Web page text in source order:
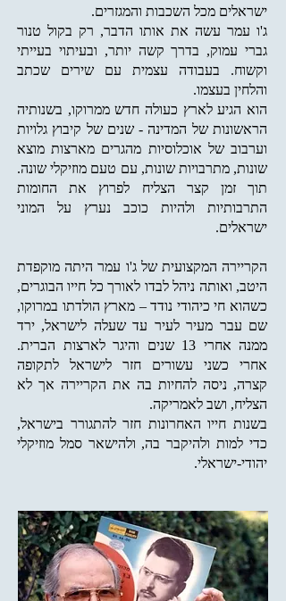
ישראלים מכל השכבות והמגזרים.
ג'ו עמר עשה את אותו הדבר, רק בקול טנור
גברי עמוק, בדרך קשה יותר, ובעיתוי בעייתי
וקשוח. בעבודה עצמית עם שירים שכתב
והלחין בעצמו.
הוא הגיע לארץ כעולה חדש ממרוקו, בשנותיה
הראשונות של המדינה - שנים של קיבוץ גלויות
וערבוב של אוכלוסיות מהגרים מארצות מוצא
שונות, מתרבויות שונות, עם טעם מוזיקלי שונה.
תוך זמן קצר הצליח לפרוץ את החומות
התרבותיות ולהיות כוכב נערץ על המוני
ישראלים.
הקריירה המקצועית של ג'ו עמר היתה מוקפדת
היטב, ואותה ניהל לבדו לאורך כל חייו הבוגרים,
כשהוא חי כיהודי נודד – מארץ הולדתו במרוקו,
שם עבר מעיר לעיר עד שעלה לישראל, ירד
ממנה אחרי 13 שנים והיגר לארצות הברית.
אחרי כשני עשורים חזר לישראל לתקופה
קצרה, ניסה להחיות בה את הקריירה אך לא
הצליח, ושב לאמריקה.
בשנות חייו האחרונות חזר להתגורר בישראל,
כדי למות ולהיקבר בה, ולהישאר סמל מוזיקלי
יהודי-ישראלי.